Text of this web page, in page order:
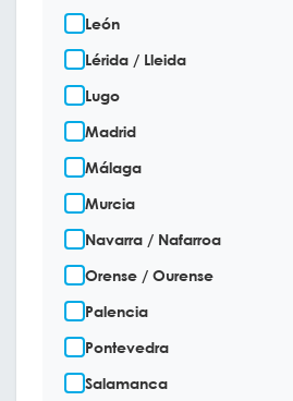
León
Lérida / Lleida
Lugo
Madrid
Málaga
Murcia
Navarra / Nafarroa
Orense / Ourense
Palencia
Pontevedra
Salamanca